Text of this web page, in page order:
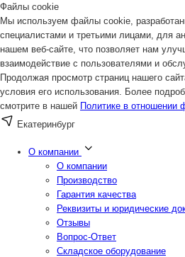
Файлы cookie
Мы используем файлы cookie,
специалистами и третьими лицами, для
нашем веб-сайте, что позволяет нам
взаимодействие с пользователями и
Продолжая просмотр страниц нашего
условия его использования. Более
смотрите в нашей Политике в отношении
Екатеринбург
О компании
О компании
Производство
Гарантия качества
Реквизиты и юридические
Отзывы
Вопрос-Ответ
Складское оборудование